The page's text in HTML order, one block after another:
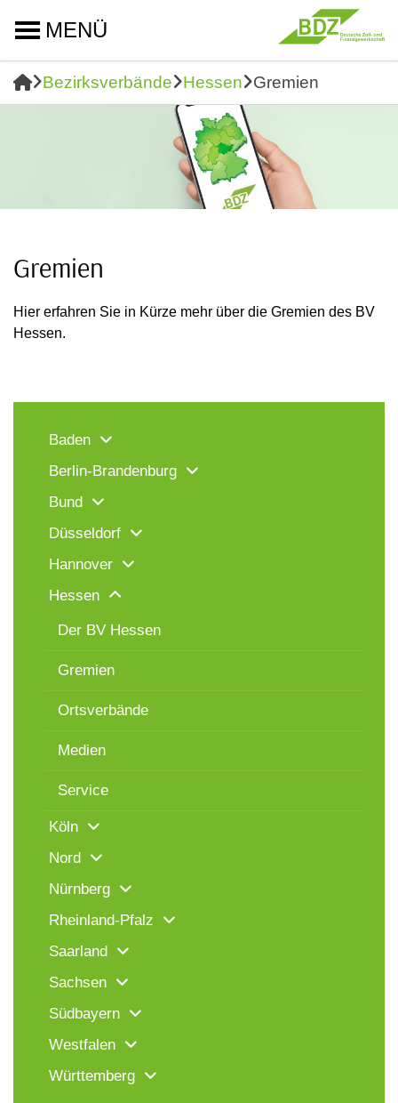
MENÜ
Bezirksverbände Hessen Gremien
Gremien
Hier erfahren Sie in Kürze mehr über die Gremien des BV
Hessen.
Baden
Berlin-Brandenburg
Bund
Düsseldorf
Hannover
Hessen
Der BV Hessen
Gremien
Ortsverbände
Medien
Service
Köln
Nord
Nürnberg
Rheinland-Pfalz
Saarland
Sachsen
Südbayern
Westfalen
Württemberg